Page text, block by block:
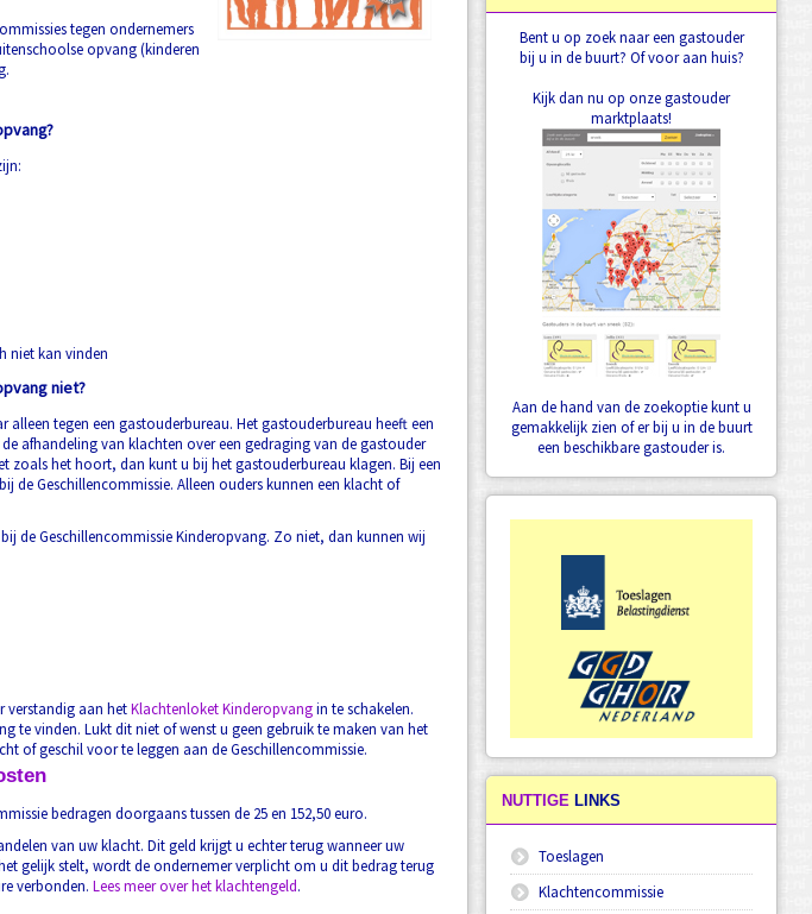
tegen ondernemers
opvang (kinderen
niet kan vinden
niet?
tegen een gastouderbureau. Het gastouderbureau heeft een
afhandeling van klachten over een gedraging van de gastouder
zoals het hoort, dan kunt u bij het gastouderbureau klagen. Bij een
Geschillencommissie. Alleen ouders kunnen een klacht of
de Geschillencommissie Kinderopvang. Zo niet, dan kunnen wij
verstandig aan hetKlachtenloket Kinderopvangin te schakelen.
te vinden. Lukt dit niet of wenst u geen gebruik te maken van het
of geschil voor te leggen aan de Geschillencommissie.
bedragen doorgaans tussen de 25 en 152,50 euro.
van uw klacht. Dit geld krijgt u echter terug wanneer uw
gelijk stelt, wordt de ondernemer verplicht om u dit bedrag terug
verbonden. Lees meer over het klachtengeld.
Bent u op zoek naar een gastouder
bij u in de buurt? Of voor aan huis?
Kijk dan nu op onze gastouder
marktplaats!
Aan de hand van de zoekoptie kunt u
gemakkelijk zien of er bij u in de buurt
een beschikbare gastouder is.
NUTTIGE LINKS
Toeslagen
Klachtencommissie